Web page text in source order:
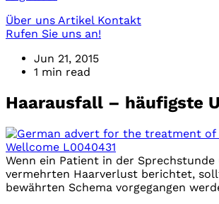
Über uns Artikel Kontakt
Rufen Sie uns an!
Jun 21, 2015
1 min read
Haarausfall – häufigste
Wenn ein Patient in der Sprechstunde
vermehrten Haarverlust berichtet,
bewährten Schema vorgegangen